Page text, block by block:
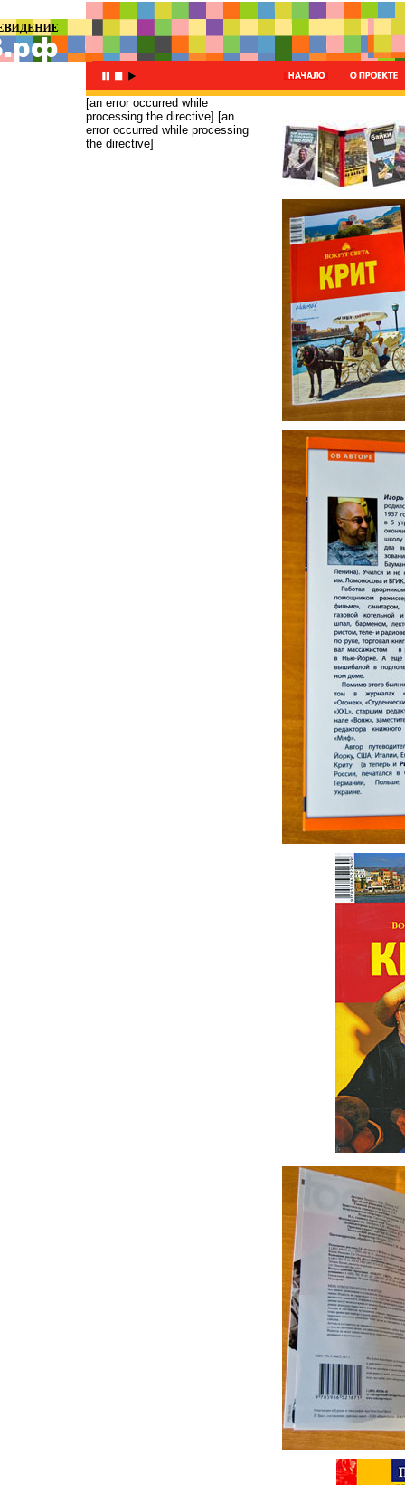
[an error occurred while
processing the directive] [an
error occurred while processing
the directive]